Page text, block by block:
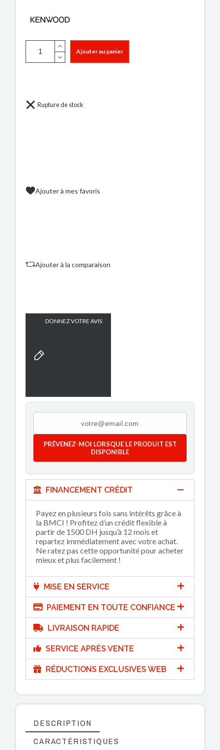
Ajouter au panier
Rupture de stock
Ajouter à mes favoris
Ajouter à la comparaison
DONNEZ VOTRE AVIS
PRÉVENEZ-MOI LORSQUE LE PRODUIT EST
DISPONIBLE
FINANCEMENT CRÉDIT
Payez en plusieurs fois sans intérêts grâce à
la BMCI ! Profitez d’un crédit flexible à
partir de 1500 DH jusqu’à 12 mois et
repartez immédiatement avec votre achat.
Ne ratez pas cette opportunité pour acheter
mieux et plus facilement !
MISE EN SERVICE
PAIEMENT EN TOUTE CONFIANCE
LIVRAISON RAPIDE
SERVICE APRÈS VENTE
RÉDUCTIONS EXCLUSIVES WEB
DESCRIPTION
CARACTÉRISTIQUES